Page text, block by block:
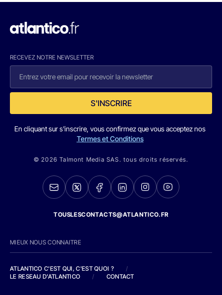
RECEVEZ NOTRE NEWSLETTER
S'INSCRIRE
En cliquant sur s'inscrire, vous confirmez que vous acceptez nos
Termes et Conditions
© 2026 Talmont Media SAS. tous droits réservés.
TOUSLESCONTACTS@ATLANTICO.FR
MIEUX NOUS CONNAITRE
ATLANTICO C'EST QUI, C'EST QUOI ?
/
LE RESEAU D'ATLANTICO
/ CONTACT